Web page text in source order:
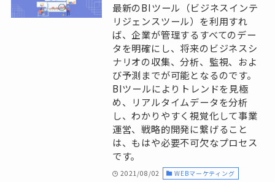
最新のBIツール（ビジネスインテ
リジェンスツール）を利用すれ
ば、企業が管理するすべてのデー
タを明確にし、将来のビジネスシ
ナリオの収集、分析、監視、およ
び予測までが可能となるのです。
BIツールによりトレンドを見極
め、リアルタイムデータを分析
し、わかりやすく視覚化して事業
運営、戦略的開発に繋げること
は、もはや必要不可欠なプロセス
です。
2021/08/02 WEBマーケティング